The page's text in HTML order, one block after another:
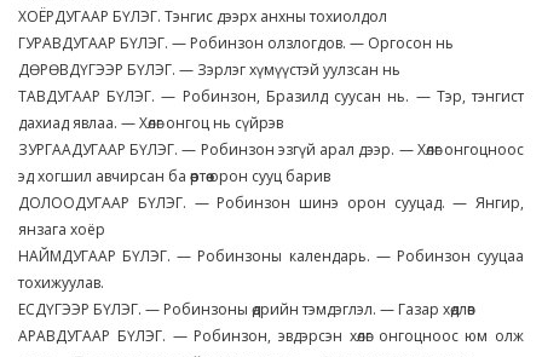
ХОЁРДУГААР БҮЛЭГ. Тэнгис дээрх анхны тохиолдол
ГУРАВДУГААР БҮЛЭГ. — Робинзон олзлогдов. — Оргосон нь
ДӨРӨВДҮГЭЭР БҮЛЭГ. — Зэрлэг хүмүүстэй уулзсан нь
ТАВДУГААР БҮЛЭГ. — Робинзон, Бразилд суусан нь. — Тэр, тэнгист
дахиад явлаа. — Хөлөг онгоц нь сүйрэв
ЗУРГААДУГААР БҮЛЭГ. — Робинзон эзгүй арал дээр. — Хөлөг онгоцноос
эд хогшил авчирсан ба өөртөө орон сууц барив
ДОЛООДУГААР БҮЛЭГ. — Робинзон шинэ орон сууцад. — Янгир,
янзага хоёр
НАЙМДУГААР БҮЛЭГ. — Робинзоны календарь. — Робинзон сууцаа
тохижуулав.
ЕСДҮГЭЭР БҮЛЭГ. — Робинзоны өдрийн тэмдэглэл. — Газар хөдлөв
АРАВДУГААР БҮЛЭГ. — Робинзон, эвдэрсэн хөлөг онгоцноос юм олж